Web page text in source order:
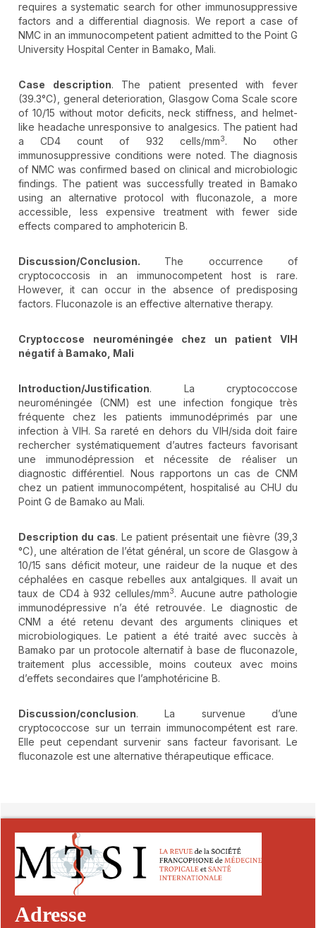
requires a systematic search for other immunosuppressive
factors and a differential diagnosis. We report a case of
NMC in an immunocompetent patient admitted to the Point G
University Hospital Center in Bamako, Mali.
Case description. The patient presented with fever
(39.3°C), general deterioration, Glasgow Coma Scale score
of 10/15 without motor deficits, neck stiffness, and helmet-
like headache unresponsive to analgesics. The patient had
a CD4 count of 932 cells/mm3. No other
immunosuppressive conditions were noted. The diagnosis
of NMC was confirmed based on clinical and microbiologic
findings. The patient was successfully treated in Bamako
using an alternative protocol with fluconazole, a more
accessible, less expensive treatment with fewer side
effects compared to amphotericin B.
Discussion/Conclusion. The occurrence of
cryptococcosis in an immunocompetent host is rare.
However, it can occur in the absence of predisposing
factors. Fluconazole is an effective alternative therapy.
Cryptoccose neuroméningée chez un patient VIH
négatif à Bamako, Mali
Introduction/Justification. La cryptococcose
neuroméningée (CNM) est une infection fongique très
fréquente chez les patients immunodéprimés par une
infection à VIH. Sa rareté en dehors du VIH/sida doit faire
rechercher systématiquement d’autres facteurs favorisant
une immunodépression et nécessite de réaliser un
diagnostic différentiel. Nous rapportons un cas de CNM
chez un patient immunocompétent, hospitalisé au CHU du
Point G de Bamako au Mali.
Description du cas. Le patient présentait une fièvre (39,3
°C), une altération de l’état général, un score de Glasgow à
10/15 sans déficit moteur, une raideur de la nuque et des
céphalées en casque rebelles aux antalgiques. Il avait un
taux de CD4 à 932 cellules/mm3. Aucune autre pathologie
immunodépressive n’a été retrouvée. Le diagnostic de
CNM a été retenu devant des arguments cliniques et
microbiologiques. Le patient a été traité avec succès à
Bamako par un protocole alternatif à base de fluconazole,
traitement plus accessible, moins couteux avec moins
d’effets secondaires que l’amphotéricine B.
Discussion/conclusion. La survenue d’une
cryptococcose sur un terrain immunocompétent est rare.
Elle peut cependant survenir sans facteur favorisant. Le
fluconazole est une alternative thérapeutique efficace.
Adresse